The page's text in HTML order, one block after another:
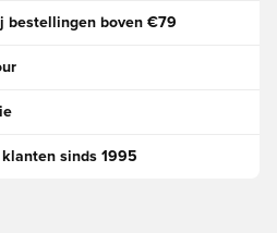
bestellingen boven €79
sinds 1995